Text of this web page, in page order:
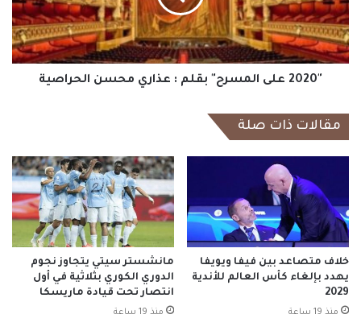
عذاري
محسن
الحراصية
"2020 على المسرح" بقلم : عذاري محسن الحراصية
مقالات ذات صلة
خلاف متصاعد بين فيفا ويويفا
يهدد بإلغاء كأس العالم للأندية
2029
منذ 19 ساعة
مانشستر سيتي يتجاوز نجوم
الدوري الكوري بثلاثية في أول
انتصار تحت قيادة ماريسكا
منذ 19 ساعة